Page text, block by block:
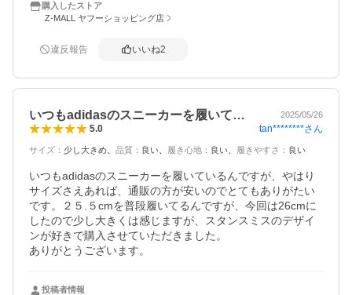
購入したストア
Z-MALL ヤフーショッピング店
違反報告 いいね2
いつもadidasのスニーカーを履いて… 2025/05/26
5.0 tan********さん
サイズ ： 少し大きめ 品質 ： 良い 履き心地 ： 良い 履きやすさ ： 良い
いつもadidasのスニーカーを履いているんですが、やはり
サイズさえあれば、通販の方が安いのでとてもありがたい
です。２５.５cmを普段履いてるんですが、今回は26cmに
したので少し大きくは感じますが、スタンスミスのデザイ
ンが好きで購入させていただきました。
投稿者情報